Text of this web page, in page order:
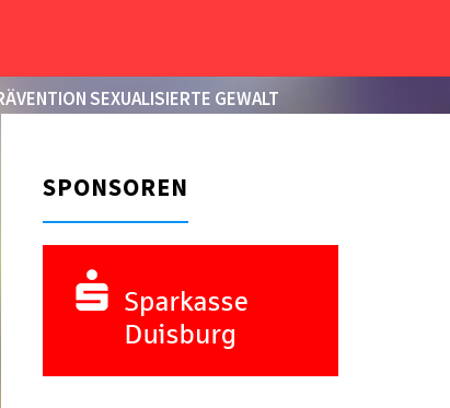
SEXUALISIERTE GEWALT
02
SPONSOREN